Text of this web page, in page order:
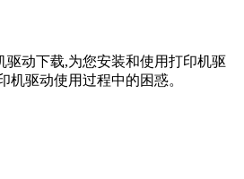
驱动下载,为您安装和使用打印机驱
机驱动使用过程中的困惑。